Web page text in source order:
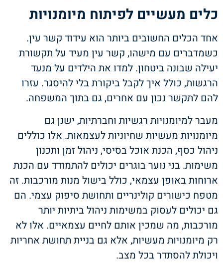
כלים מעשיים לפיתוח מיומנויות
אחד הכלים החשובים ביותר הוא עידוד קשר עין.
כשמדברים עם מישהו, קשר עין מעיד על תקשורת
יעילה שבונה ביטחון. למדו את הילדים על מנעד
הרגשות, כולל איך לקבל ביקורת בלי להיסגר. עזרו
להם לתקשר נכון עם אחרים, גם בתוך המשפחה.
מעבר למיומנויות רגשיות וחברתיות, ישנן גם
מיומנויות מעשיות שחיוניות לעצמאות. אלו כוללים
ניהול כסף, הכנת אוכל בסיסי, ניהול זמן ותכנון
משימות. בני נוער בוגרים יכולים להתמודד עם הכנת
ארוחות באופן עצמאי, כולל בישול מנות מורכבות. זה
מטפח כישורים קולינריים ותחושת סיפוק עצמי. הם
גם יכולים לעסוק במשימות ניהול ביתיות יותר
מורכבות, מה שמכין אותם לחיים עצמאיים. אלו לא
רק מיומנויות מעשיות, אלא גם בניית תחושת אחריות
ויכולת להסתדר בכל מצב.